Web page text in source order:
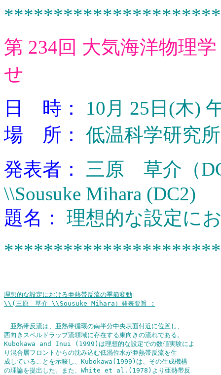
第 234回 大気海洋物理
せ
日 時：
10月 25日(木)
場 所：
低温科学研究
発表者：
三原 草介（
\\Sousuke Mihara (DC2)
題名：
理想的な設定に
理想的な設定における亜熱帯反流の季節変動
亜熱帯反流は、亜熱帯循環の南半分中央表面付近に位置し、
西向きスベルドラップ流領域に存在する東向きの流れである。
Kubokawa and Inui (1999)は理想的な設定での数値実験によ
り混合層フロントからの沈み込む低渦位水が亜熱帯反流を生
成していることを示唆し、Kubokawa(1999)は、その生成機構
の理論を提出した。また、White et al.(1978)より亜熱帯反